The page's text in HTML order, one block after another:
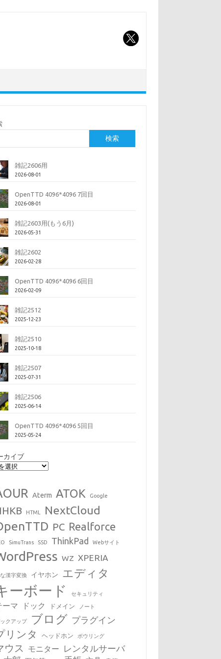
検索
雑記2606用
2026-08-01
OpenTTD 4096*4096 7回目
2026-08-01
雑記2603用(もう6月)
2026-05-31
雑記2602
2026-02-28
OpenTTD 4096*4096 6回目
2026-02-09
雑記2512
2025-12-23
雑記2510
2025-10-18
雑記2507
2025-07-31
雑記2506
2025-06-14
OpenTTD 4096*4096 5回目
2025-05-24
カイブ
Aterm ATOK Google
HTML NextCloud
PC Realforce
SimuTrans SSD ThinkPad Webサイト
WZ XPERIA
漢字変換 イヤホン エディタ
ーボード セキュリティ
ーマ ドック ドメイン ノート
クアップ ブログ プラグイン
リンタ ヘッドホン ボウリング
ウス モニター
レンタルサーバ